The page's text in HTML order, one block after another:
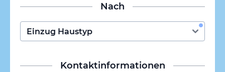
Nach
Kontaktinformationen